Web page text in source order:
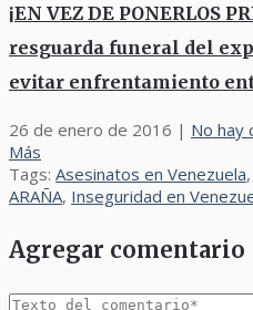
¡EN VEZ DE PONERLOS
resguarda funeral del
evitar enfrentamiento
26 de enero de 2016 | No hay
Más
Tags: Asesinatos en Venezuela,
ARAÑA, Inseguridad en
Agregar comentario